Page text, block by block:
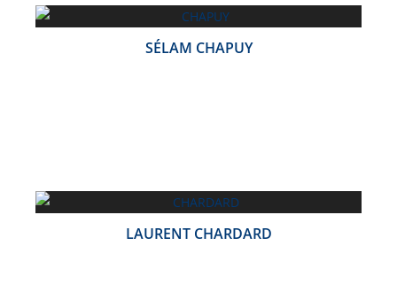
SÉLAM CHAPUY
LAURENT CHARDARD